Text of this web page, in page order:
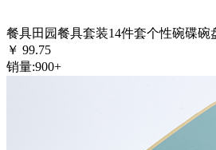
餐具田园餐具套装14件套个性碗碟碗
￥ 99.75
销量:900+